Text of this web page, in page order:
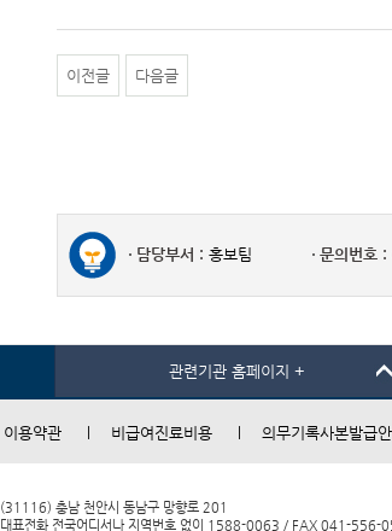
이전글 다음글
담당부서 : 홍보팀 문의번호 :
관련기관 홈페이지 +
이용약관 비급여진료비용 의무기록사본발급
(31116) 충남 천안시 동남구 망향로 201
대표전화 전국어디서나 지역번호 없이 1588-0063 / FAX 041-556-